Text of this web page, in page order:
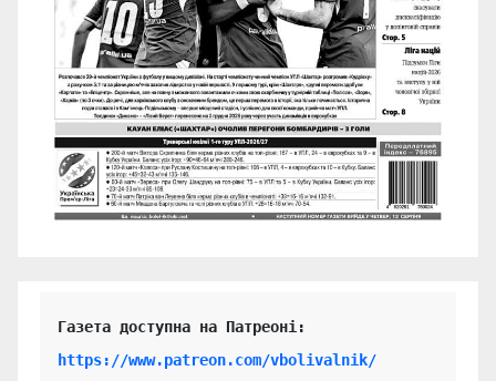
https://www.patreon.com/vbolivalnik/